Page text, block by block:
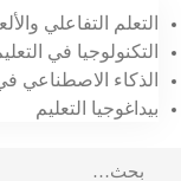
التعلم التفاعلي
التكنولوجيا في
الذكاء الاصطناعي
بيداغوجيا التعليم